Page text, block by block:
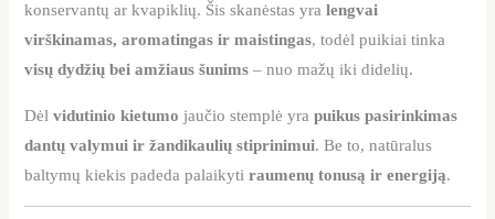
konservantų ar kvapiklių. Šis skanėstas yralengvai
virškinamas, aromatingas ir maistingas, todėl puikiai tinka
visų dydžių bei amžiaus šunims – nuo mažų iki didelių.
Dėlvidutinio kietumo jaučio stemplė yrapuikus pasirinkimas
dantų valymui ir žandikaulių stiprinimui. Be to, natūralus
baltymų kiekis padeda palaikytiraumenų tonusą ir energiją.